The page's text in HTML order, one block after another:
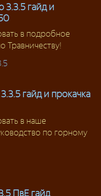
3.3.5 гайд и
в подробное
Травничеству!
гайд и прокачка
в наше
по горному
ПвЕ гайд